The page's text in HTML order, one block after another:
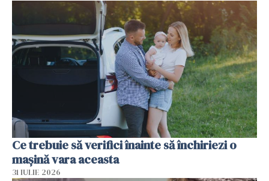
Ce trebuie să verifici înainte să închiriezi o
mașină vara aceasta
31 IULIE 2026